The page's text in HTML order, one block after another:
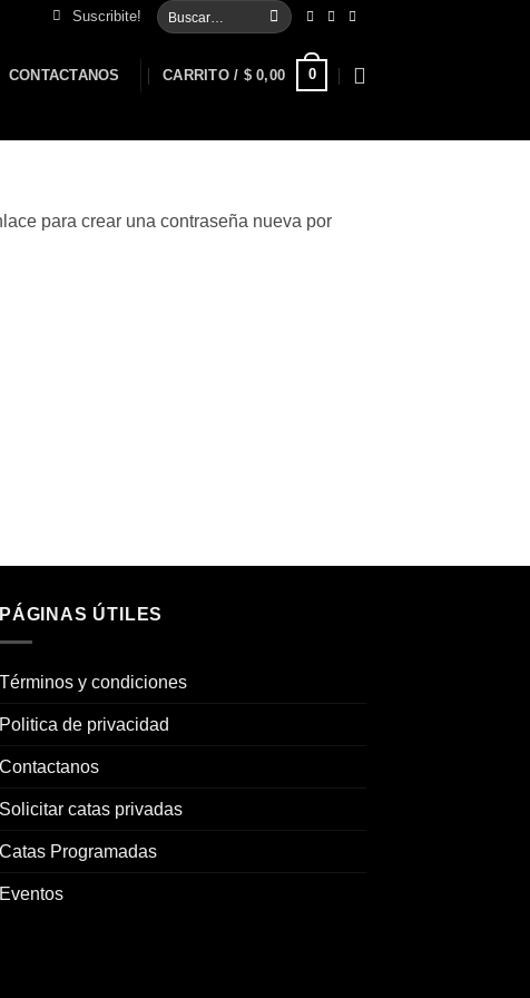
Suscribite!
Buscar
por:
CONTACTANOS CARRITO / $0,00 0
para crear una contraseña nueva por
PÁGINAS ÚTILES
Términos y condiciones
Politica de privacidad
Contactanos
Solicitar catas privadas
Catas Programadas
Eventos